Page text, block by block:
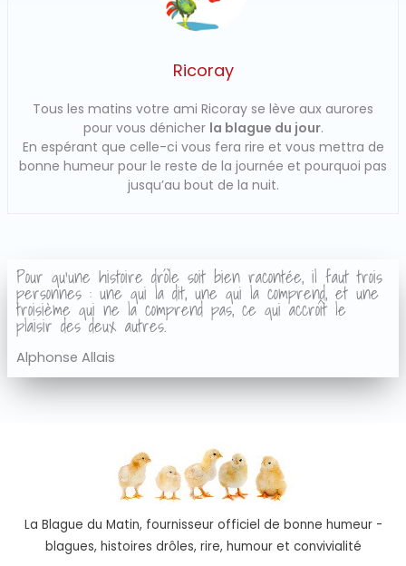
Ricoray
Tous les matins votre ami Ricoray se lève aux aurores
pour vous dénicher la blague du jour.
En espérant que celle-ci vous fera rire et vous mettra de
bonne humeur pour le reste de la journée et pourquoi pas
jusqu’au bout de la nuit.
Pour qu'une histoire drôle soit bien racontée, il faut trois
personnes : une qui la dit, une qui la comprend, et une
troisième qui ne la comprend pas, ce qui accroît le
plaisir des deux autres.
Alphonse Allais
La Blague du Matin, fournisseur officiel de bonne humeur -
blagues, histoires drôles, rire, humour et convivialité